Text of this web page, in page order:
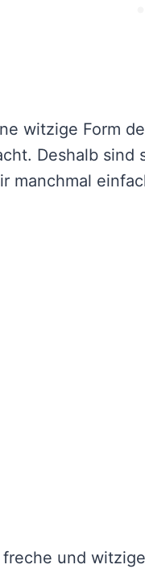
witzige Form
Deshalb sind
manchmal
und